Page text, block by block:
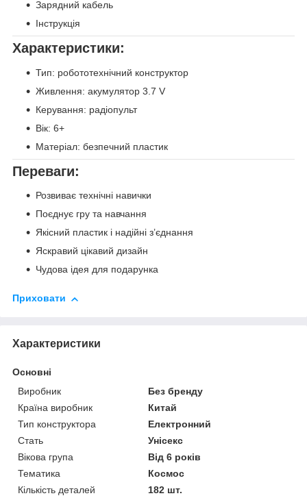
Зарядний кабель
Інструкція
Характеристики:
Тип: робототехнічний конструктор
Живлення: акумулятор 3.7 V
Керування: радіопульт
Вік: 6+
Матеріал: безпечний пластик
Переваги:
Розвиває технічні навички
Поєднує гру та навчання
Якісний пластик і надійні з’єднання
Яскравий цікавий дизайн
Чудова ідея для подарунка
Приховати
Характеристики
Основні
Виробник
Без бренду
Країна виробник
Китай
Тип конструктора
Електронний
Стать
Унісекс
Вікова група
Від 6 років
Тематика
Космос
Кількість деталей
182 шт.